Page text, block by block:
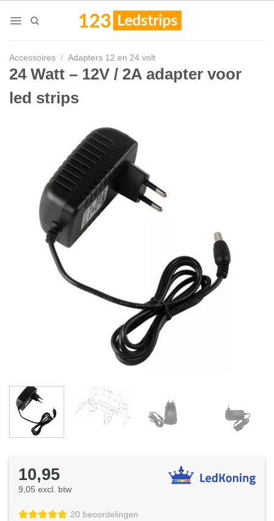
Accessoires / Adapters 12 en 24 volt
24 Watt – 12V / 2A adapter voor
led strips
10,95
9,05 excl. btw
20 beoordelingen